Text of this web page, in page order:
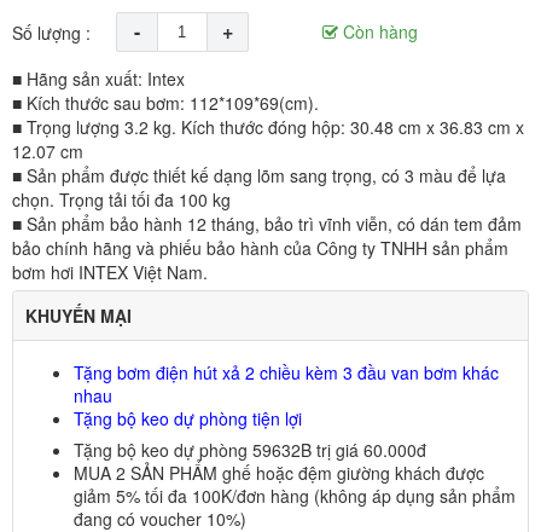
Số lượng : - +
Còn hàng
■ Hãng sản xuất: Intex
■ Kích thước sau bơm: 112*109*69(cm).
■ Trọng lượng 3.2 kg. Kích thước đóng hộp: 30.48 cm x 36.83 cm x
12.07 cm
■ Sản phẩm được thiết kế dạng lõm sang trọng, có 3 màu để lựa
chọn. Trọng tải tối đa 100 kg
■ Sản phẩm bảo hành 12 tháng, bảo trì vĩnh viễn, có dán tem đảm
bảo chính hãng và phiếu bảo hành của Công ty TNHH sản phẩm
bơm hơi INTEX Việt Nam.
KHUYẾN MẠI
Tặng bơm điện hút xả 2 chiều kèm 3 đầu van bơm khác
nhau
Tặng bộ keo dự phòng tiện lợi
Tặng bộ keo dự phòng 59632B trị giá 60.000đ
MUA 2 SẢN PHẨM ghế hoặc đệm giường khách được
giảm 5% tối đa 100K/đơn hàng (không áp dụng sản phẩm
đang có voucher 10%)